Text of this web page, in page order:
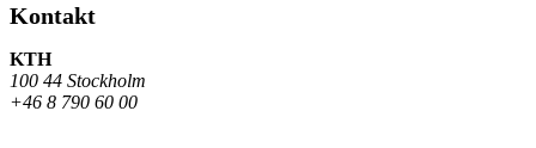
Kontakt
KTH
100 44 Stockholm
+46 8 790 60 00